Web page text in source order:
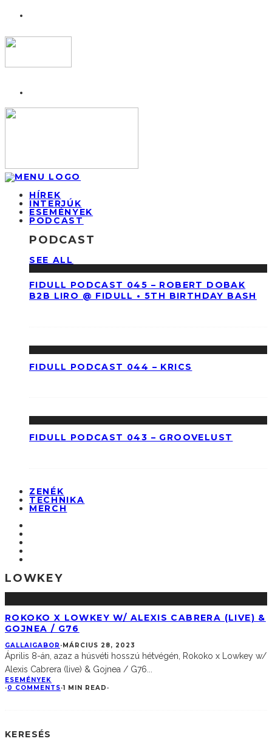
HÍREK
INTERJÚK
ESEMÉNYEK
PODCAST
PODCAST
SEE ALL
FIDULL PODCAST 045 – ROBERT DOBAK
B2B LIRO @ FIDULL • 5TH BIRTHDAY BASH
FIDULL PODCAST 044 – KRICS
FIDULL PODCAST 043 – GROOVELUST
ZENÉK
TECHNIKA
MERCH
LOWKEY
ROKOKO X LOWKEY W/ ALEXIS CABRERA (LIVE) &
GOJNEA / G76
GALLAIGABOR ·MÁRCIUS 28, 2023
Április 8-án, azaz a húsvéti hosszú hétvégén, Rokoko x Lowkey w/
Alexis Cabrera (live) & Gojnea / G76
ESEMÉNYEK
·0 COMMENTS·1 MIN READ ·
KERESÉS